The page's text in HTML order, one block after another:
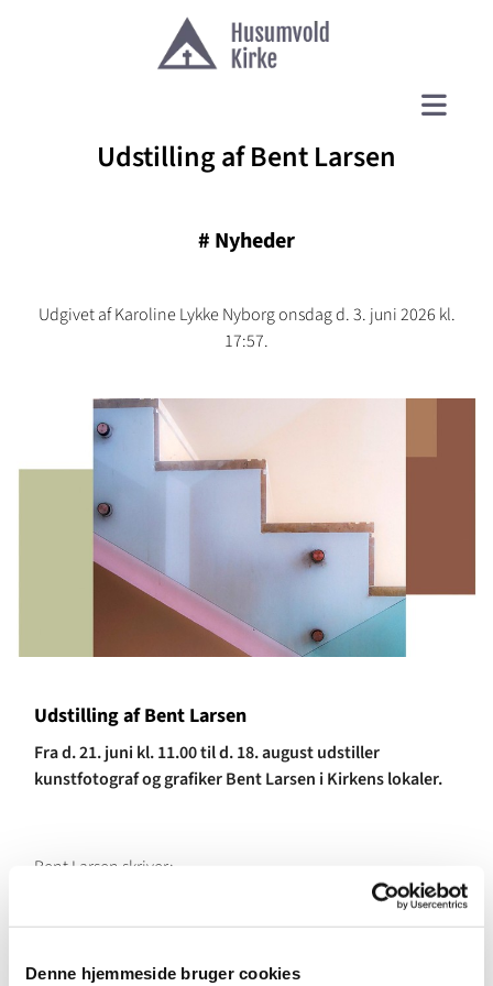
Denne hjemmeside bruger cookies
Udstilling af Bent Larsen
# Nyheder
Udgivet af Karoline Lykke Nyborg onsdag d. 3. juni 2026 kl.
17:57.
Udstilling af Bent Larsen
Fra d. 21. juni kl. 11.00 til d. 18. august udstiller
kunstfotograf og grafiker Bent Larsen i Kirkens lokaler.
Bent Larsen skriver:
I denne udstilling viser jeg mit fotokunstprojekt med en
fotografiske billede, – med firkantede rene farveflader. På